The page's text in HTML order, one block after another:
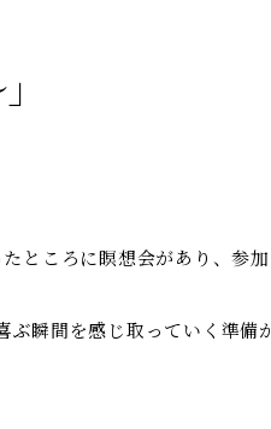
ところに瞑想会があり、参
瞬間を感じ取っていく準備